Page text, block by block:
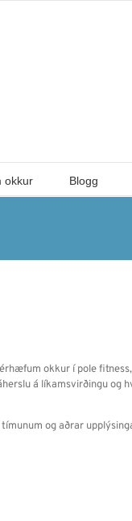
okkur Blogg
okkur í pole
á líkamsvirðingu
og aðrar